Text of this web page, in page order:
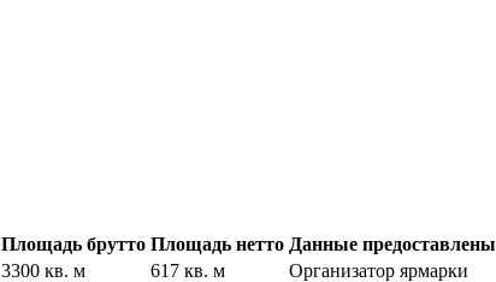
Площадь брутто Площадь нетто Данные предоставлены
3300 кв. м 617 кв. м
Организатор ярмарки